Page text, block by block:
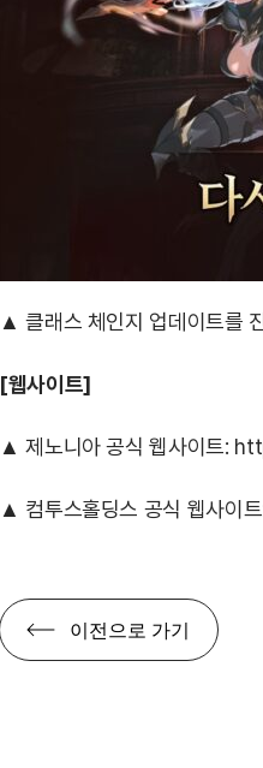
▲ 클래스 체인지 업데이트를
[웹사이트]
▲ 제노니아 공식 웹사이트:
▲ 컴투스홀딩스 공식 웹사이
이전으로 가기